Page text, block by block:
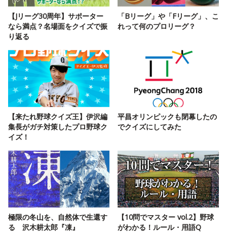
【Jリーグ30周年】サポーター
なら満点？名場面をクイズで振
り返る
「Bリーグ」や「Fリーグ」、こ
れって何のプロリーグ？
【来たれ野球クイズ王】伊沢編
集長がガチ対策したプロ野球ク
イズ！
平昌オリンピックも閉幕したの
でクイズにしてみた
極限の冬山を、自然体で生還す
る 沢木耕太郎『凍』
【10問でマスター vol.2】野球
がわかる！ルール・用語Q